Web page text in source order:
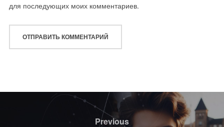
для последующих моих комментариев.
Навигация
Previous
Previous